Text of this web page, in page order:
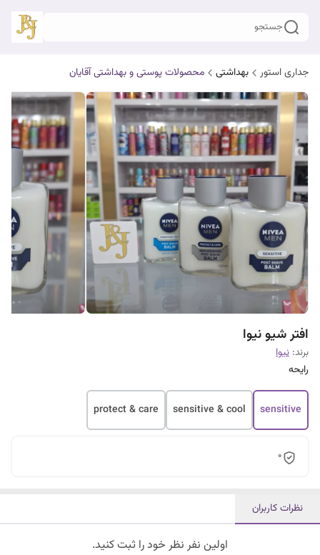
جستجو
جداری استور بهداشتی محصولات پوستی و بهداشتی آقایان
افتر شیو نیوا
برند: نیوا
رایحه
sensitive
sensitive & cool
protect & care
0
نظرات کاربران
اولین نفر نظر خود را ثبت کنید.